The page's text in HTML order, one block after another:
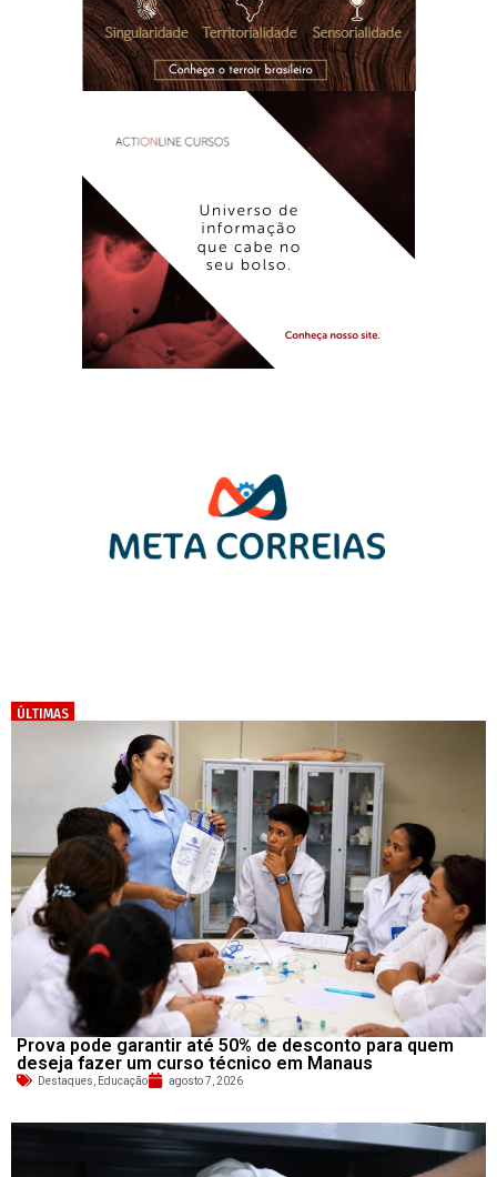
ÚLTIMAS
Prova pode garantir até 50% de desconto para quem
deseja fazer um curso técnico em Manaus
Destaques Educação agosto 7, 2026